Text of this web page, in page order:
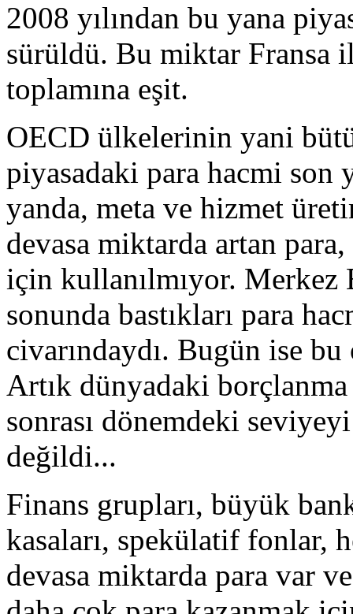
2008 yılından bu yana
sürüldü. Bu miktar Fransa
toplamına eşit.
OECD ülkelerinin yani
piyasadaki para hacmi son
yanda, meta ve hizmet
devasa miktarda artan
için kullanılmıyor. Merkez
sonunda bastıkları para
civarındaydı. Bugün ise bu
Artık dünyadaki
sonrası dönemdeki
değildi...
Finans grupları, büyük
kasaları, spekülatif fonlar,
devasa miktarda para var